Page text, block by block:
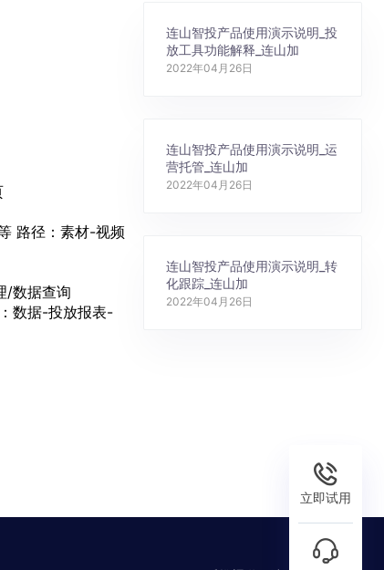
立即试用
路径：素材-视频
/数据查询
数据-投放报表-
连山智投产品使用演示说明_投
放工具功能解释_连山加
2022年04月26日
连山智投产品使用演示说明_运
营托管_连山加
2022年04月26日
连山智投产品使用演示说明_转
化跟踪_连山加
2022年04月26日